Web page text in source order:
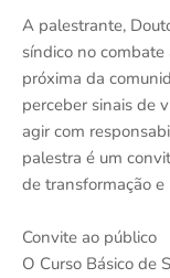
A palestrante,
síndico no
próxima da
perceber sinais de
agir com
palestra é um
de transformação
Convite ao público
O Curso Básico de